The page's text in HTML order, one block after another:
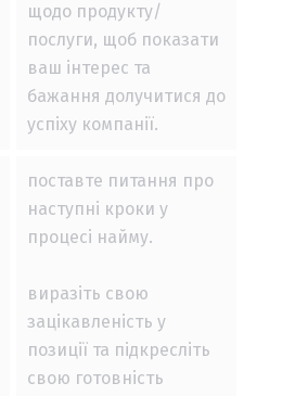
щодо продукту/
послуги, щоб показати
ваш інтерес та
бажання долучитися до
успіху компанії.
поставте питання про
наступні кроки у
процесі найму.
виразіть свою
зацікавленість у
позиції та підкресліть
свою готовність